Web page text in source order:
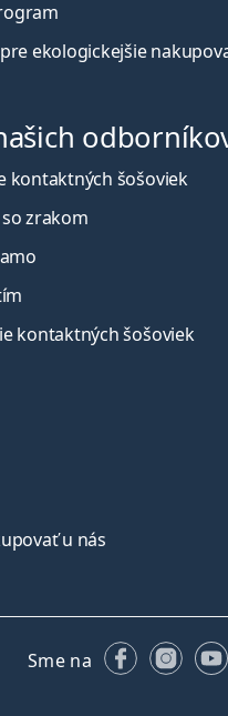
ekologickejšie
kontaktných šošoviek
zrakom
kontaktných šošoviek
u nás
Sme na Facebooku